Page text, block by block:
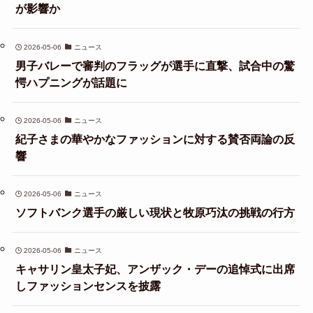
が影響か
2026-05-06 ニュース
男子バレーで審判のフラッグが選手に直撃、試合中の驚
愕ハプニングが話題に
2026-05-06 ニュース
紀子さまの華やかなファッションに対する賛否両論の反
響
2026-05-06 ニュース
ソフトバンク選手の厳しい現状と牧原巧汰の挑戦の行方
2026-05-06 ニュース
キャサリン皇太子妃、アンザック・デーの追悼式に出席
しファッションセンスを披露